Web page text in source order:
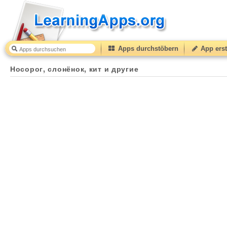
Apps durchstöbern App
Носорог, слонёнок, кит и другие